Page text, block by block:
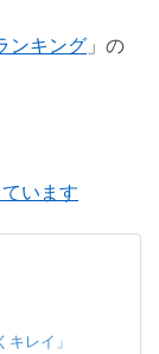
ンキング 」の
います
レイ」